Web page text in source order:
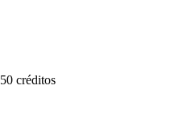
50 créditos